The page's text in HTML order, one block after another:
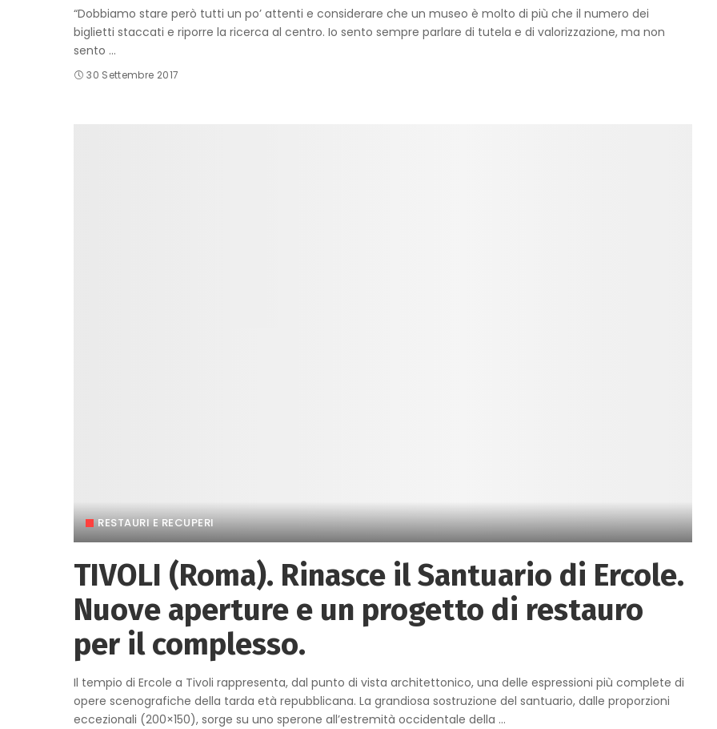
“Dobbiamo stare però tutti un po’ attenti e considerare che un museo è molto di più che il numero dei
biglietti staccati e riporre la ricerca al centro. Io sento sempre parlare di tutela e di valorizzazione, ma non
sento ...
30 Settembre 2017
RESTAURI E RECUPERI
TIVOLI (Roma). Rinasce il Santuario di Ercole.
Nuove aperture e un progetto di restauro
per il complesso.
Il tempio di Ercole a Tivoli rappresenta, dal punto di vista architettonico, una delle espressioni più complete di
opere scenografiche della tarda età repubblicana. La grandiosa sostruzione del santuario, dalle proporzioni
eccezionali (200×150), sorge su uno sperone all’estremità occidentale della ...